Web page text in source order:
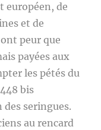
européen, de
et de
peur que
payées aux
les pétés du
bis
seringues.
au rencard